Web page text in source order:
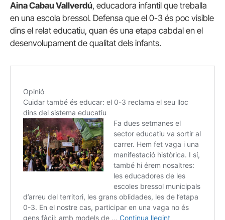
Aina Cabau Vallverdú, educadora infantil que treballa
en una escola bressol. Defensa que el 0-3 és poc visible
dins el relat educatiu, quan és una etapa cabdal en el
desenvolupament de qualitat dels infants.